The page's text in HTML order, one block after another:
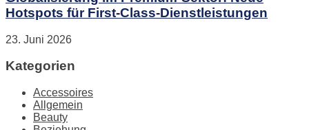
Hotspots für First-Class-Dienstleistungen
23. Juni 2026
Kategorien
Accessoires
Allgemein
Beauty